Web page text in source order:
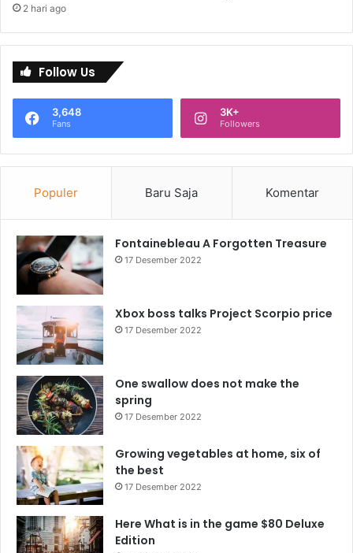
2 hari ago
Follow Us
3,648
Fans
3K+
Followers
Populer Baru Saja Komentar
Fontainebleau A Forgotten Treasure
17 Desember 2022
Xbox boss talks Project Scorpio price
17 Desember 2022
One swallow does not make the
spring
17 Desember 2022
Growing vegetables at home, six of
the best
17 Desember 2022
Here What is in the game $80 Deluxe
Edition